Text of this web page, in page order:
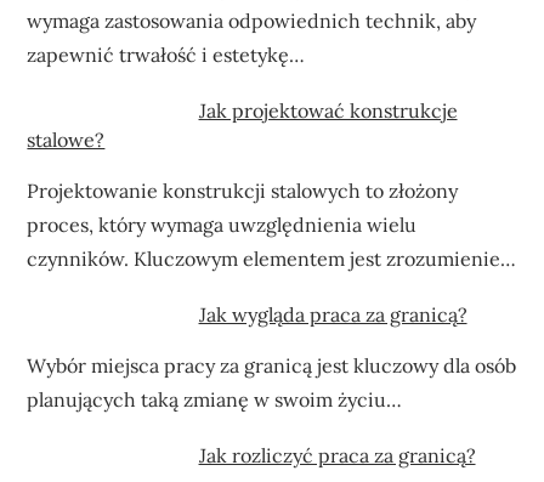
wymaga zastosowania odpowiednich technik, aby
zapewnić trwałość i estetykę…
Jak projektować konstrukcje
stalowe?
Projektowanie konstrukcji stalowych to złożony
proces, który wymaga uwzględnienia wielu
czynników. Kluczowym elementem jest zrozumienie…
Jak wygląda praca za granicą?
Wybór miejsca pracy za granicą jest kluczowy dla osób
planujących taką zmianę w swoim życiu…
Jak rozliczyć praca za granicą?